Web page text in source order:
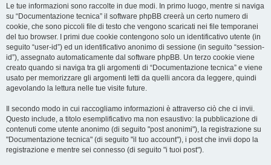
Le tue informazioni sono raccolte in due modi. In primo luogo, mentre si naviga
su “Documentazione tecnica” il software phpBB creerà un certo numero di
cookie, che sono piccoli file di testo che vengono scaricati nei file temporanei
del tuo browser. I primi due cookie contengono solo un identificativo utente (in
seguito “user-id”) ed un identificativo anonimo di sessione (in seguito “session-
id”), assegnato automaticamente dal software phpBB. Un terzo cookie viene
creato quando si naviga tra gli argomenti di “Documentazione tecnica” e viene
usato per memorizzare gli argomenti letti da quelli ancora da leggere, quindi
agevolando la lettura nelle tue visite future.
Il secondo modo in cui raccogliamo informazioni è attraverso ciò che ci invii.
Questo include, a titolo esemplificativo ma non esaustivo: la pubblicazione di
contenuti come utente anonimo (di seguito "post anonimi"), la registrazione su
"Documentazione tecnica" (di seguito "il tuo account"), i post che invii dopo la
registrazione e mentre sei connesso (di seguito "i tuoi post").